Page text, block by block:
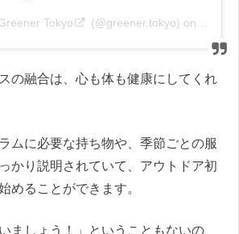
Tokyo (@greener.tokyo) on
の融合は、心も体も健康にしてくれ
ムに必要な持ち物や、季節ごとの服
かり説明されていて、アウトドア初
めることができます。
ましょう！」ということもないの